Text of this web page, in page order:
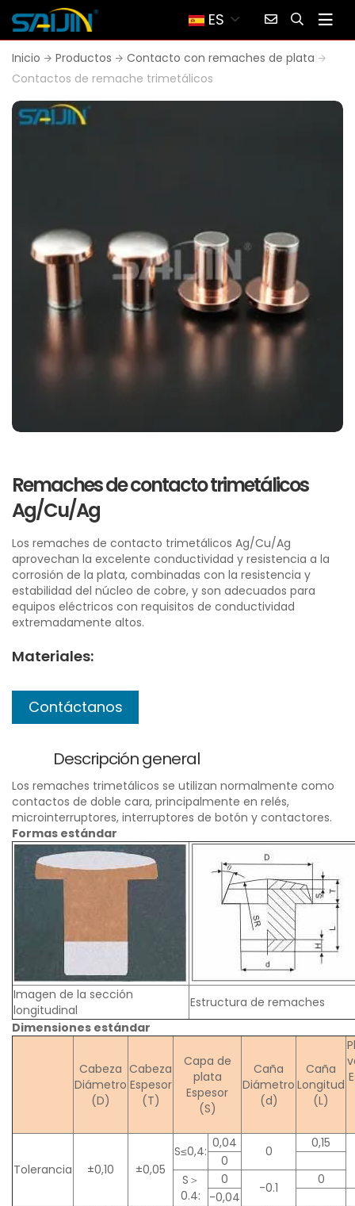
ES
Inicio Productos
Contacto con remaches de plata
Contactos de remache trimetálicos
Remaches de contacto trimetálicos
Ag/Cu/Ag
Los remaches de contacto trimetálicos Ag/Cu/Ag
aprovechan la excelente conductividad y resistencia a la
corrosión de la plata, combinadas con la resistencia y
estabilidad del núcleo de cobre, y son adecuados para
equipos eléctricos con requisitos de conductividad
extremadamente altos.
Materiales:
Contáctanos
Descripción general
Los remaches trimetálicos se utilizan normalmente como
contactos de doble cara, principalmente en relés,
microinterruptores, interruptores de botón y contactores.
Formas estándar
Imagen de la sección
longitudinal
Estructura de remaches
Dimensiones estándar
Cabeza
Diámetro
(D)
Cabeza
Espesor
(T)
Capa de
plata
Espesor
(S)
Caña
Diámetro
(d)
Caña
Longitud
(L)
Tolerancia ±0,10 ±0,05
S≤0,4:
0,04
0
0,15
0
S＞
0.4:
0
-0.1
0
-0,04